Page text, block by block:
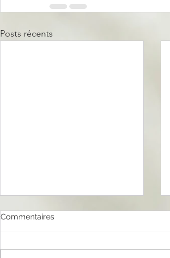
Posts récents
Commentaires